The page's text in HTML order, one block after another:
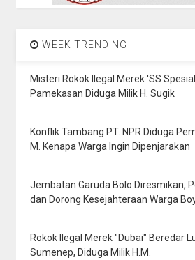
WEEK TRENDING
Misteri Rokok Ilegal Merek 'SS
Pamekasan Diduga Milik H. Sugik
Konflik Tambang PT. NPR Diduga
M. Kenapa Warga Ingin Dipenjarakan
Jembatan Garuda Bolo Diresmikan,
dan Dorong Kesejahteraan Warga
Rokok Ilegal Merek "Dubai" Beredar
Sumenep, Diduga Milik H.M.